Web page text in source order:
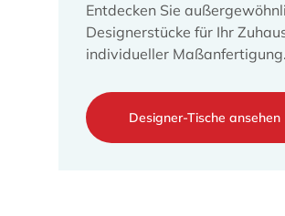
Entdecken Sie
Designerstücke für Ihr
individueller Maßanfertigung.
Designer-Tische ansehen